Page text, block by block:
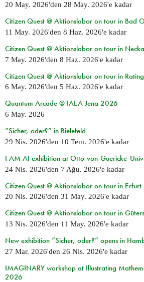
20 May. 2026'den 28 May. 2026'e kadar
Citizen Quest @ Aktionslabor on tour in Bad
11 May. 2026'den 8 Haz. 2026'e kadar
Citizen Quest @ Aktionslabor on tour in
7 May. 2026'den 8 Haz. 2026'e kadar
Citizen Quest @ Aktionslabor on tour in
6 May. 2026'den 5 Haz. 2026'e kadar
Quantum Arcade @ IAEA Jena 2026
6 May. 2026
“Sicher, oder?” in Bielefeld
29 Nis. 2026'den 10 Tem. 2026'e kadar
I AM AI exhibition at Otto-von-Guericke-
24 Nis. 2026'den 7 Ağu. 2026'e kadar
Citizen Quest @ Aktionslabor on tour in Erfurt
20 Nis. 2026'den 31 May. 2026'e kadar
Citizen Quest @ Aktionslabor on tour in
13 Nis. 2026'den 11 May. 2026'e kadar
New exhibition “Sicher, oder?” opens in
27 Mar. 2026'den 26 Nis. 2026'e kadar
IMAGINARY workshop at Illustrating
2026